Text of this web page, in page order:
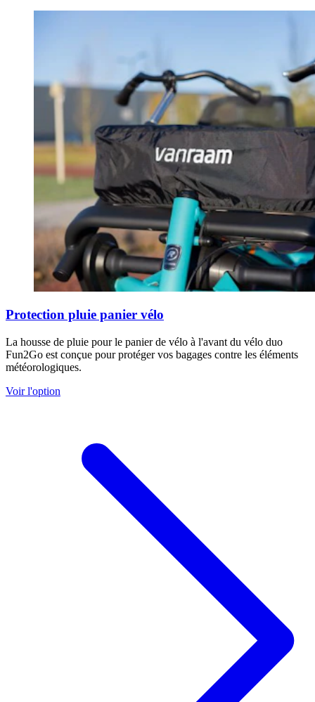
Protection pluie panier vélo
La housse de pluie pour le panier de vélo à l'avant du vélo duo
Fun2Go est conçue pour protéger vos bagages contre les éléments
météorologiques.
Voir l'option